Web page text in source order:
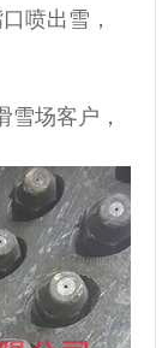
喷出雪，
场客户，